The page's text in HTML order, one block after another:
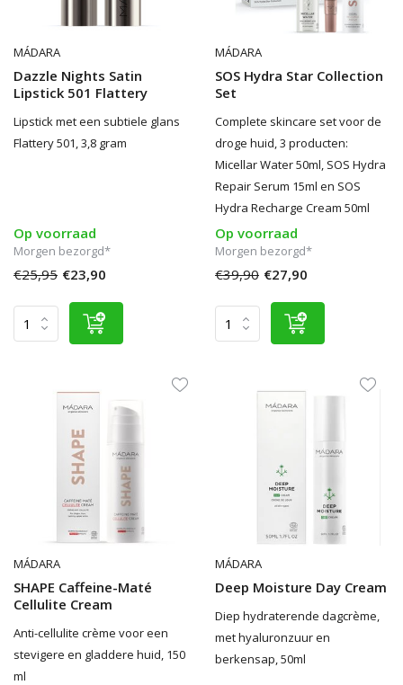
MÁDARA
Dazzle Nights Satin
Lipstick 501 Flattery
Lipstick met een subtiele glans
Flattery 501, 3,8 gram
Op voorraad
Morgen bezorgd*
€25,95 €23,90
MÁDARA
SOS Hydra Star Collection
Set
Complete skincare set voor de
droge huid, 3 producten:
Micellar Water 50ml, SOS Hydra
Repair Serum 15ml en SOS
Hydra Recharge Cream 50ml
Op voorraad
Morgen bezorgd*
€39,90 €27,90
MÁDARA
SHAPE Caffeine-Maté
Cellulite Cream
Anti-cellulite crème voor een
stevigere en gladdere huid, 150
ml
MÁDARA
Deep Moisture Day Cream
Diep hydraterende dagcrème,
met hyaluronzuur en
berkensap, 50ml